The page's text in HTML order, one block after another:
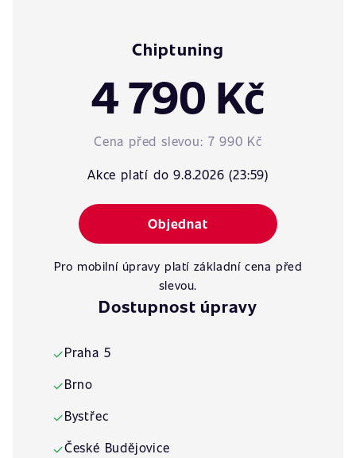
Chiptuning
4 790 Kč
Cena před slevou: 7 990 Kč
Akce platí do 9.8.2026 (23:59)
Objednat
Pro mobilní úpravy platí základní cena před
slevou.
Dostupnost úpravy
✓Praha 5
✓Brno
✓Bystřec
✓České Budějovice